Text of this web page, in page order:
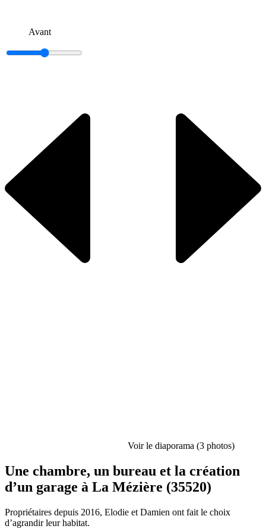
Avant
Voir le diaporama (3 photos)
Une chambre, un bureau et la création
d’un garage à La Mézière (35520)
Propriétaires depuis 2016, Elodie et Damien ont fait le choix
d’agrandir leur habitat.